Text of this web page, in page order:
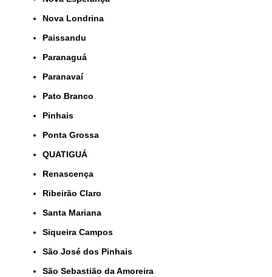
Nova Londrina
Paissandu
Paranaguá
Paranavaí
Pato Branco
Pinhais
Ponta Grossa
QUATIGUÁ
Renascença
Ribeirão Claro
Santa Mariana
Siqueira Campos
São José dos Pinhais
São Sebastião da Amoreira